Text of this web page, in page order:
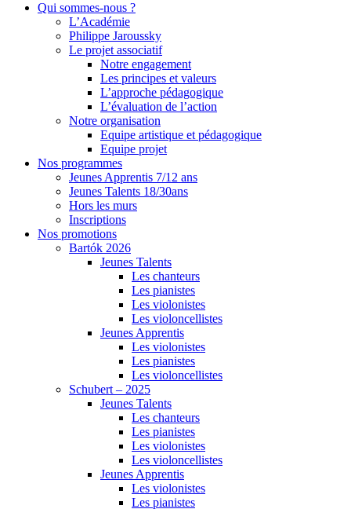
Qui sommes-nous ?
L’Académie
Philippe Jaroussky
Le projet associatif
Notre engagement
Les principes et valeurs
L’approche pédagogique
L’évaluation de l’action
Notre organisation
Equipe artistique et pédagogique
Equipe projet
Nos programmes
Jeunes Apprentis 7/12 ans
Jeunes Talents 18/30ans
Hors les murs
Inscriptions
Nos promotions
Bartók 2026
Jeunes Talents
Les chanteurs
Les pianistes
Les violonistes
Les violoncellistes
Jeunes Apprentis
Les violonistes
Les pianistes
Les violoncellistes
Schubert – 2025
Jeunes Talents
Les chanteurs
Les pianistes
Les violonistes
Les violoncellistes
Jeunes Apprentis
Les violonistes
Les pianistes